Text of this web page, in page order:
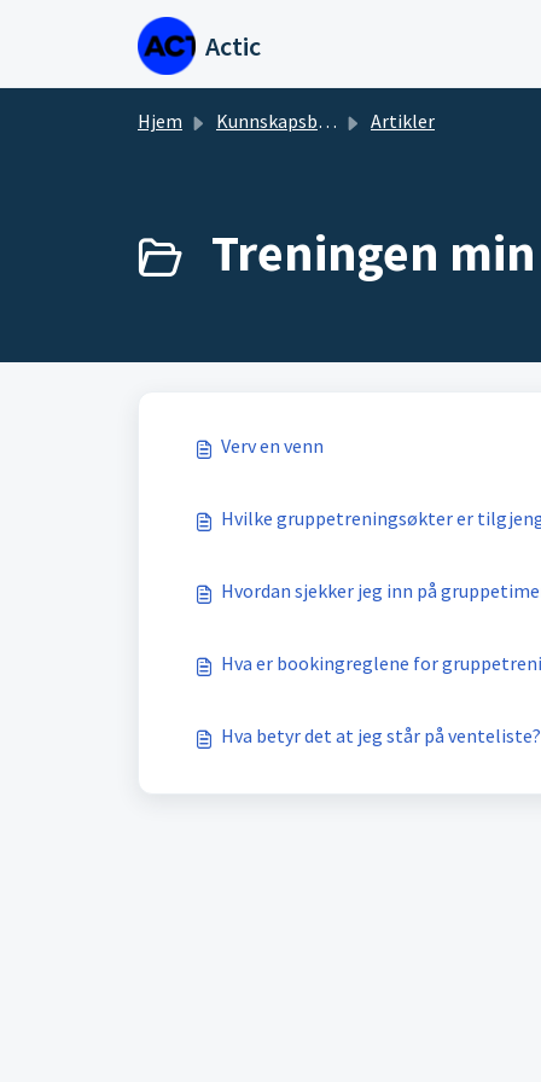
Gå til hovedinnhold
Actic
Hjem Kunnskapsbase Artikler
Treningen
Verv en venn
Hvilke gruppetreningsøkter er
Hvordan sjekker jeg inn på
Hva er bookingreglene for
Hva betyr det at jeg står på venteliste?